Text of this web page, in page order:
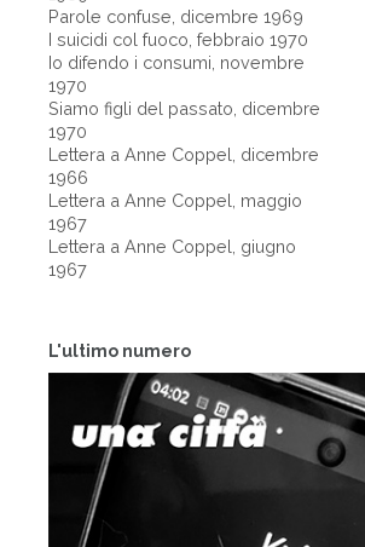
L'ultimo numero
Parole confuse, dicembre 1969
I suicidi col fuoco, febbraio 1970
Io difendo i consumi, novembre
1970
Siamo figli del passato, dicembre
1970
Lettera a Anne Coppel, dicembre
1966
Lettera a Anne Coppel, maggio
1967
Lettera a Anne Coppel, giugno
1967